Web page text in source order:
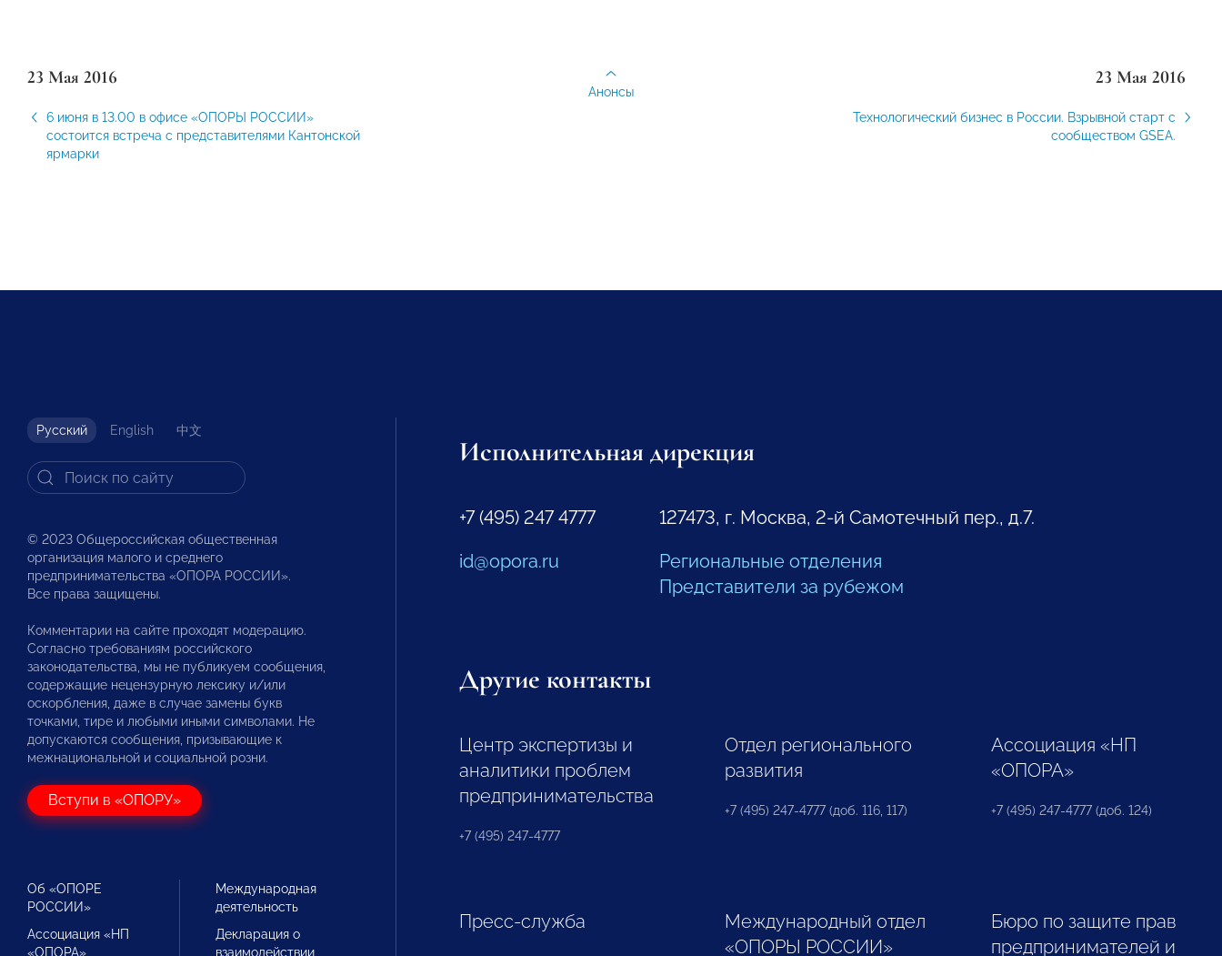
23 Мая 2016
6 июня в 13.00 в офисе «ОПОРЫ РОССИИ»
состоится встреча с представителями Кантонской
ярмарки
23 Мая 2016
Технологический бизнес в России. Взрывной старт с
сообществом GSEA.
Анонсы
Русский English 中文
© 2023 Общероссийская общественная
организация малого и среднего
предпринимательства «ОПОРА РОССИИ».
Все права защищены.
Комментарии на сайте проходят модерацию.
Согласно требованиям российского
законодательства, мы не публикуем сообщения,
содержащие нецензурную лексику и/или
оскорбления, даже в случае замены букв
точками, тире и любыми иными символами. Не
допускаются сообщения, призывающие к
межнациональной и социальной розни.
Вступи в «ОПОРУ»
Об «ОПОРЕ
РОССИИ»
Ассоциация «НП
«ОПОРА»
Международная
деятельность
Декларация о
взаимодействии
Исполнительная дирекция
+7 (495) 247 4777
id@opora.ru
127473, г. Москва, 2-й Самотечный пер., д.7.
Региональные отделения
Представители за рубежом
Другие контакты
Центр экспертизы и
аналитики проблем
предпринимательства
+7 (495) 247-4777
Отдел регионального
развития
+7 (495) 247-4777 (доб. 116, 117)
Ассоциация «НП
«ОПОРА»
+7 (495) 247-4777 (доб. 124)
Пресс-служба
Международный отдел
«ОПОРЫ РОССИИ»
Бюро по защите прав
предпринимателей и